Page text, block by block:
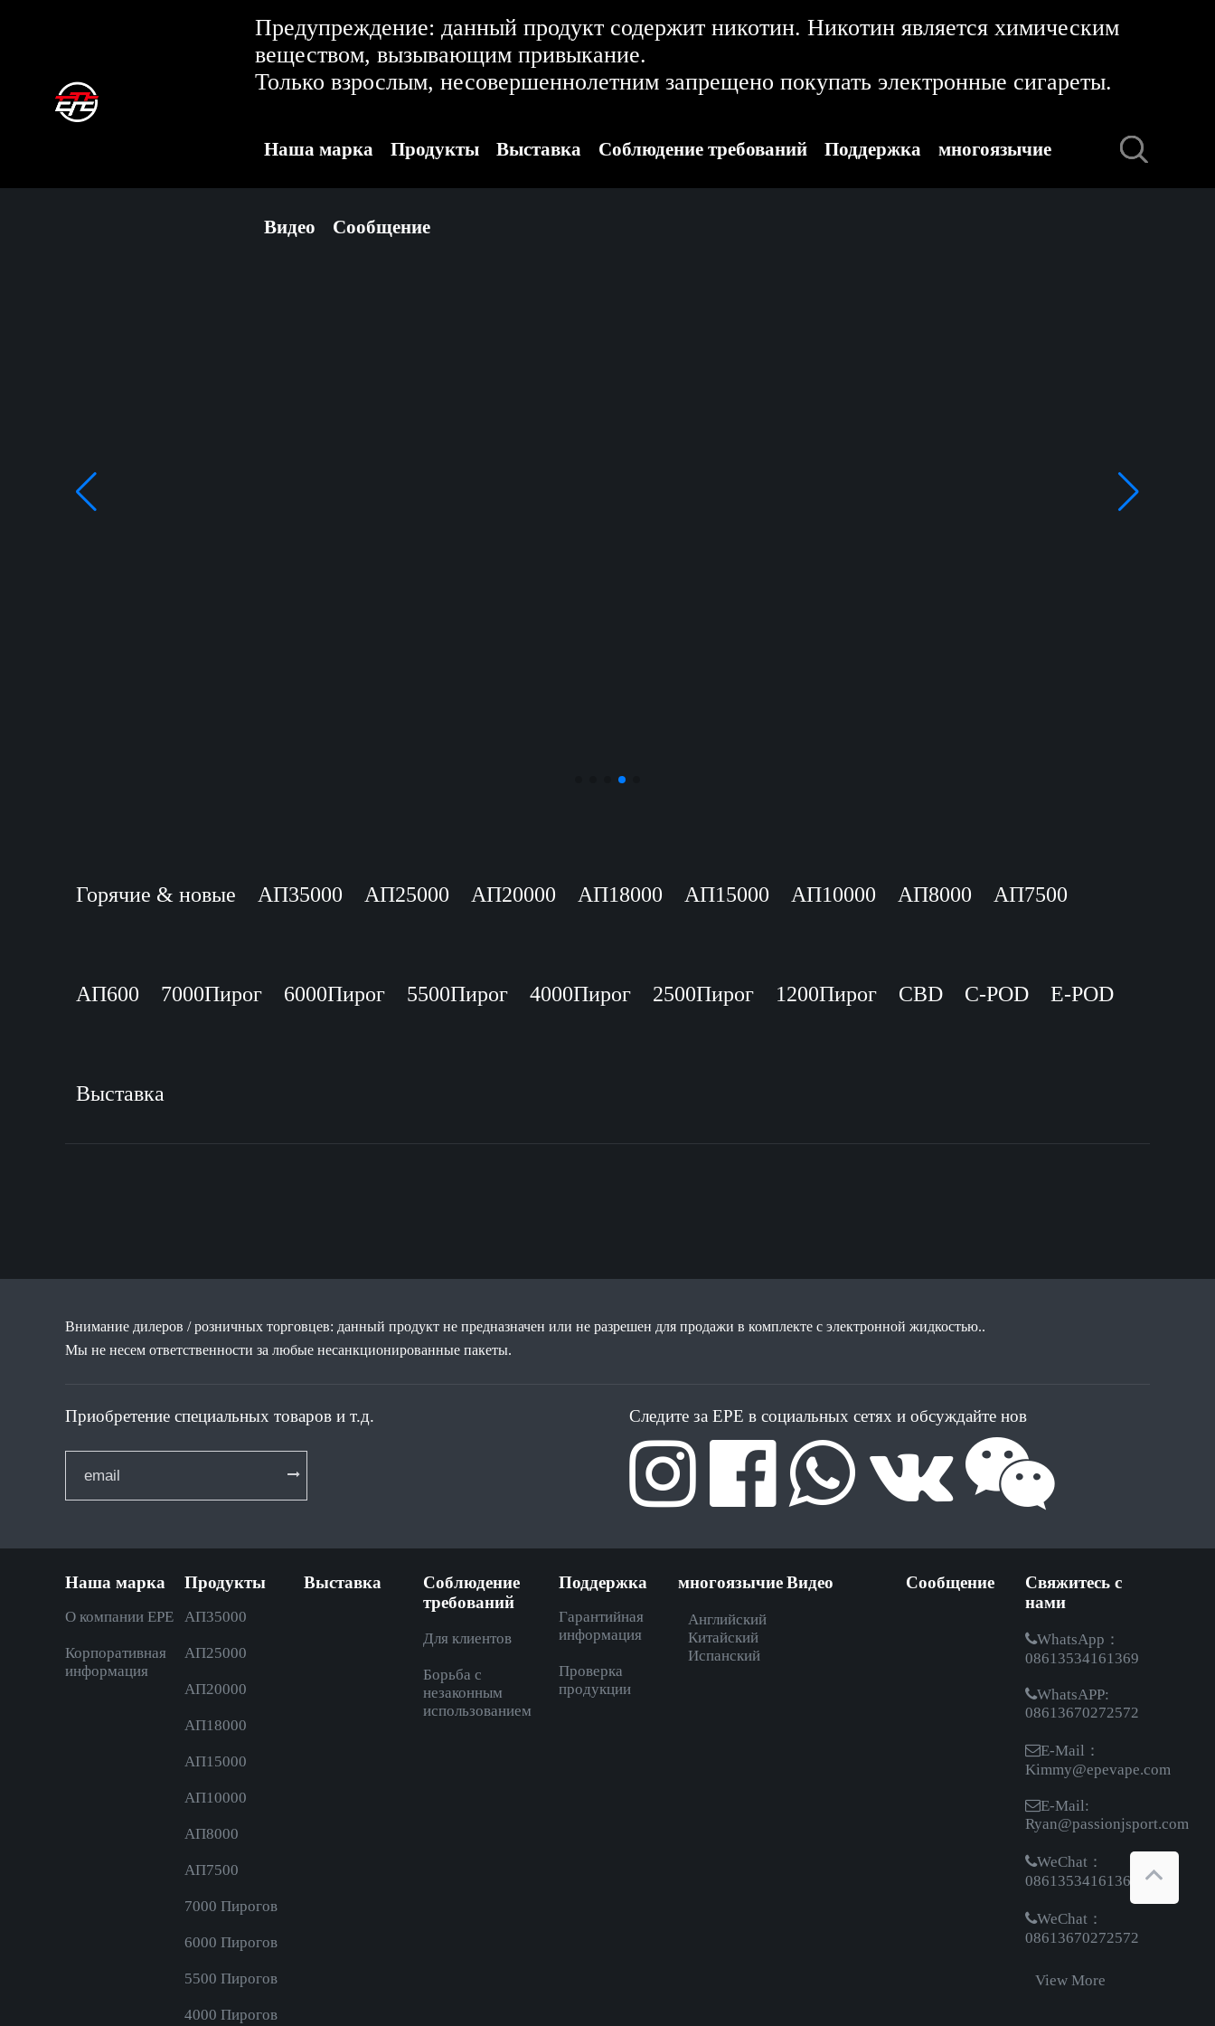
Предупреждение: данный продукт содержит никотин. Никотин является химическим
веществом, вызывающим привыкание.
Только взрослым, несовершеннолетним запрещено покупать электронные сигареты.
Наша марка Продукты Выставка Соблюдение требований Поддержка многоязычие
Видео Сообщение
Горячие & новые АП35000 АП25000 АП20000 АП18000 АП15000 АП10000 АП8000 АП7500
АП600 7000Пирог 6000Пирог 5500Пирог 4000Пирог 2500Пирог 1200Пирог CBD C-POD E-POD
Выставка
Внимание дилеров / розничных торговцев: данный продукт не предназначен или не разрешен для продажи в комплекте с электронной жидкостью..
Мы не несем ответственности за любые несанкционированные пакеты.
Приобретение специальных товаров и т.д. Следите за EPE в социальных сетях и обсуждайте нов
Наша марка
О компании EPE
Корпоративная
информация
Продукты
АП35000
AП25000
AП20000
AП18000
АП15000
АП10000
АП8000
АП7500
7000 Пирогов
6000 Пирогов
5500 Пирогов
4000 Пирогов
Выставка
Соблюдение
требований
Для клиентов
Борьба с
незаконным
использованием
Поддержка
Гарантийная
информация
Проверка
продукции
многоязычие
Английский
Китайский
Испанский
Видео Сообщение
Свяжитесь с
нами
WhatsApp：
08613534161369
WhatsAPP:
08613670272572
E-Mail：
Kimmy@epevape.com
E-Mail:
Ryan@passionjsport.com
WeChat：
08613534161369
WeChat：
08613670272572
View More